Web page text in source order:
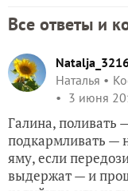
Все ответы и
Наталья
3 июня
Галина, поливать
подкармливать —
яму, если
выдержат — и